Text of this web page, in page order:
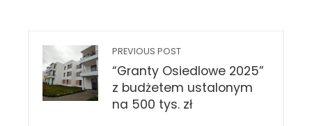
PREVIOUS POST
“Granty Osiedlowe 2025”
z budżetem ustalonym
na 500 tys. zł